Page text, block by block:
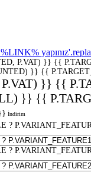
P.VAT) }} {{
}} {{
}} {{
}} {{
İndirim
?
?